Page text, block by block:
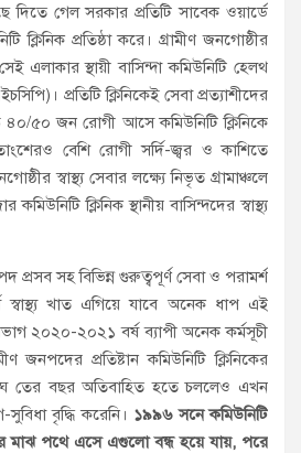
গেল সরকার প্রতিটি সাবেক ওয়ার্ডে
ক্লিনিক প্রতিষ্ঠা করে। গ্রামীণ জনগোষ্ঠীর
এলাকার স্থায়ী বাসিন্দা কমিউনিটি হেলথ
প্রতিটি ক্লিনিকেই সেবা প্রত্যাশীদের
৪০/৫০ জন রোগী আসে কমিউনিটি ক্লিনিকে
বেশি রোগী সর্দি-জ্বর ও কাশিতে
স্বাস্থ্য সেবার লক্ষ্যে নিভৃত গ্রামাঞ্চলে
ক্লিনিক স্থানীয় বাসিন্দদের স্বাস্থ্য
প্রসব সহ বিভিন্ন গুরুত্বপূর্ণ সেবা ও পরামর্শ
স্বাস্থ্য খাত এগিয়ে যাবে অনেক ধাপ এই
২০২০-২০২১ বর্ষ ব্যাপী অনেক কর্মসূচী
জনপদের প্রতিষ্টান কমিউনিটি ক্লিনিকের
তের বছর অতিবাহিত হতে চললেও এখন
বৃদ্ধি করেনি। ১৯৯৬ সনে কমিউনিটি
মাঝ পথে এসে এগুলো বন্ধ হয়ে যায়, পরে